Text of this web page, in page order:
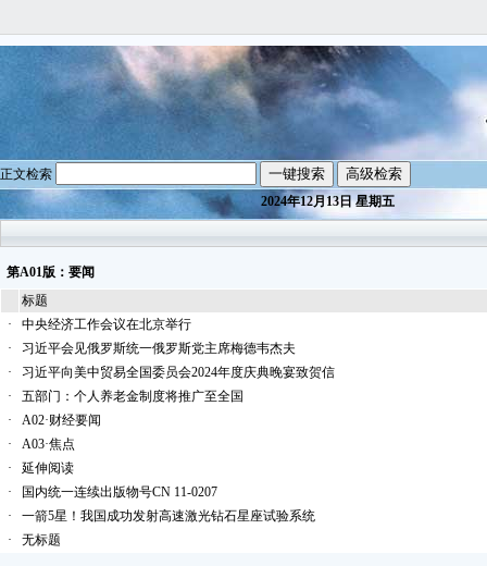
正文检索
2024年12月13日 星期五
第A01版：要闻
标题
·
中央经济工作会议在北京举行
·
习近平会见俄罗斯统一俄罗斯党主席梅德韦杰夫
·
习近平向美中贸易全国委员会2024年度庆典晚宴致贺信
·
五部门：个人养老金制度将推广至全国
·
A02·财经要闻
·
A03·焦点
·
延伸阅读
·
国内统一连续出版物号CN 11-0207
·
一箭5星！我国成功发射高速激光钻石星座试验系统
·
无标题